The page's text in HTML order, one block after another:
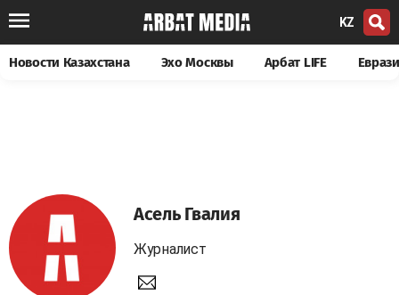
KZ
Новости Казахстана Эхо Москвы Арбат LIFE
Асель Гвалия
Журналист